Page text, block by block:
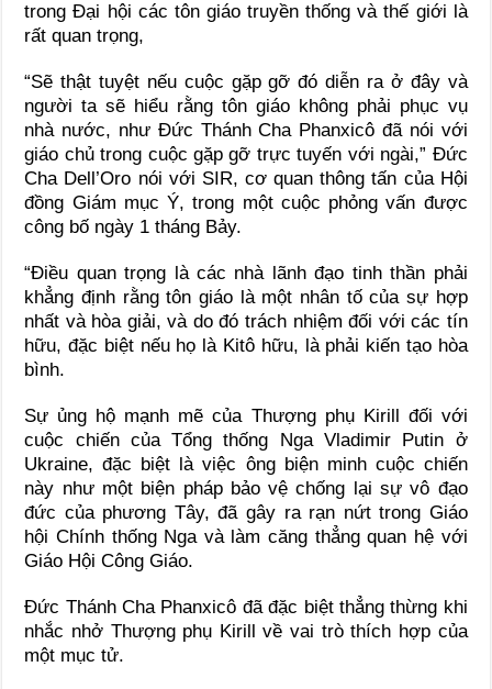
trong Đại hội các tôn giáo truyền thống và thế giới là
rất quan trọng,
“Sẽ thật tuyệt nếu cuộc gặp gỡ đó diễn ra ở đây và
người ta sẽ hiểu rằng tôn giáo không phải phục vụ
nhà nước, như Đức Thánh Cha Phanxicô đã nói với
giáo chủ trong cuộc gặp gỡ trực tuyến với ngài,” Đức
Cha Dell’Oro nói với SIR, cơ quan thông tấn của Hội
đồng Giám mục Ý, trong một cuộc phỏng vấn được
công bố ngày 1 tháng Bảy.
“Điều quan trọng là các nhà lãnh đạo tinh thần phải
khẳng định rằng tôn giáo là một nhân tố của sự hợp
nhất và hòa giải, và do đó trách nhiệm đối với các tín
hữu, đặc biệt nếu họ là Kitô hữu, là phải kiến tạo hòa
bình.
Sự ủng hộ mạnh mẽ của Thượng phụ Kirill đối với
cuộc chiến của Tổng thống Nga Vladimir Putin ở
Ukraine, đặc biệt là việc ông biện minh cuộc chiến
này như một biện pháp bảo vệ chống lại sự vô đạo
đức của phương Tây, đã gây ra rạn nứt trong Giáo
hội Chính thống Nga và làm căng thẳng quan hệ với
Giáo Hội Công Giáo.
Đức Thánh Cha Phanxicô đã đặc biệt thẳng thừng khi
nhắc nhở Thượng phụ Kirill về vai trò thích hợp của
một mục tử.